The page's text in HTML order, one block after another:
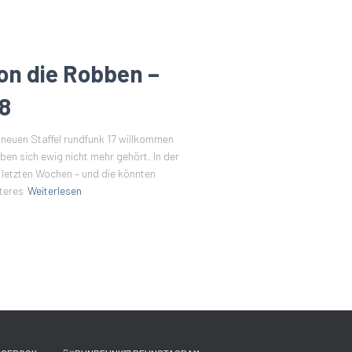
die Robben –
Staffel rundfunk 17 willkommen
sich ewig nicht mehr gehört. In der
Wochen – und die könnten
Weiterlesen